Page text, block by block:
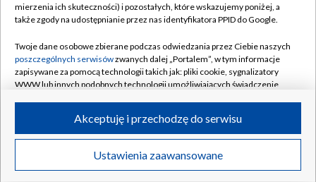
Naziemna Telewizja Cyfrowa
Rada Programowa
System NOS
Informacje o nadawcy
Program dla prasy
Ogłoszenie przetargowe
Pomoc
Kontakt
Kanały
©2026 Telewizja Polska S.A. w likwidacji
mierzenia ich skuteczności) i pozostałych, które wskazujemy poniżej, a
także zgody na udostępnianie przez nas identyfikatora PPID do Google.
Twoje dane osobowe zbierane podczas odwiedzania przez Ciebie naszych
poszczególnych serwisówzwanych dalej „Portalem”, w tym informacje
zapisywane za pomocą technologii takich jak: pliki cookie, sygnalizatory
WWW lub innych podobnych technologii umożliwiających świadczenie
ruchu w Internecie.
Twoje dane osobowe zbierane podczas odwiedzania przez Ciebie
poszczególnych serwisówna Portalu, takie jak adresy IP, identyfikatory
Ustawienia zaawansowane
Akceptuję i przechodzę do serwisu